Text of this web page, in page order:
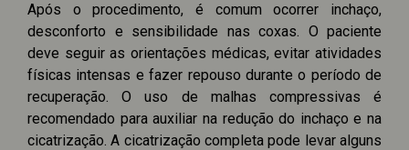
Após o procedimento, é comum ocorrer inchaço,
desconforto e sensibilidade nas coxas. O paciente
deve seguir as orientações médicas, evitar atividades
físicas intensas e fazer repouso durante o período de
recuperação. O uso de malhas compressivas é
recomendado para auxiliar na redução do inchaço e na
cicatrização. A cicatrização completa pode levar alguns